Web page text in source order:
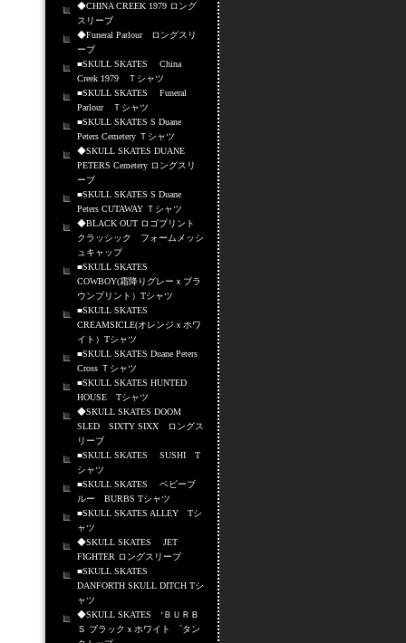
◆CHINA CREEK 1979 ロング
スリーブ
◆Funeral Parlour ロングスリ
ーブ
■SKULL SKATES China
Creek 1979 Ｔシャツ
■SKULL SKATES Funeral
Parlour Ｔシャツ
■SKULL SKATES S Duane
Peters Cemetery Ｔシャツ
◆SKULL SKATES DUANE
PETERS Cemetery ロングスリ
ーブ
■SKULL SKATES S Duane
Peters CUTAWAY Ｔシャツ
◆BLACK OUT ロゴプリント
クラッシック フォームメッシ
ュキャップ
■SKULL SKATES
COWBOY(霜降りグレーｘブラ
ウンプリント）Tシャツ
■SKULL SKATES
CREAMSICLE(オレンジｘホワ
イト）Tシャツ
■SKULL SKATES Duane Peters
Cross Ｔシャツ
■SKULL SKATES HUNTED
HOUSE Tシャツ
◆SKULL SKATES DOOM
SLED SIXTY SIXX ロングス
リーブ
■SKULL SKATES SUSHI T
シャツ
■SKULL SKATES ベビーブ
ルー BURBS Tシャツ
■SKULL SKATES ALLEY Tシ
ャツ
◆SKULL SKATES JET
FIGHTER ロングスリーブ
■SKULL SKATES
DANFORTH SKULL DITCH Tシ
ャツ
◆SKULL SKATES ‘ＢＵＲＢ
Ｓ ブラックｘホワイト `タン